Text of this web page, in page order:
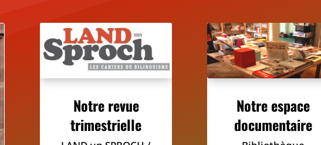
Notre revue
trimestrielle
Notre espace
documentaire